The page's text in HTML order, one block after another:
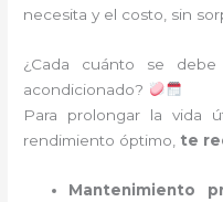
necesita y el costo, sin
¿Cada cuánto se
acondicionado?
Para prolongar la vida
rendimiento óptimo, te
Mantenimiento